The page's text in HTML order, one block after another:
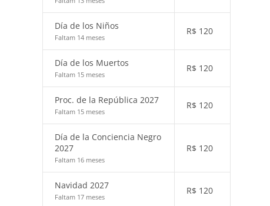
Día de los Niños
Faltam 14 meses
R$ 120
Día de los Muertos
Faltam 15 meses
R$ 120
Proc. de la República 2027
Faltam 15 meses
R$ 120
Día de la Conciencia Negro
2027
Faltam 16 meses
R$ 120
Navidad 2027
Faltam 17 meses
R$ 120